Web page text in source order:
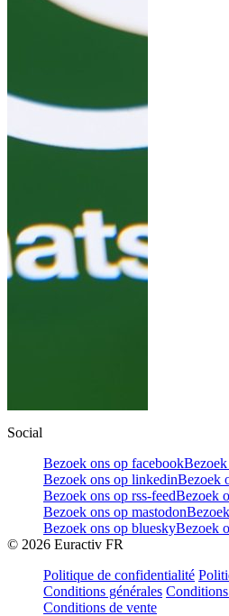
Social
Bezoek ons op facebook
Bezoek ons op linkedinBezoek
Bezoek ons op rss-feedBezoek
Bezoek ons op mastodon
Bezoek ons op blueskyBezoek
© 2026 Euractiv FR
Politique de confidentialité
Conditions générales
Conditions de vente